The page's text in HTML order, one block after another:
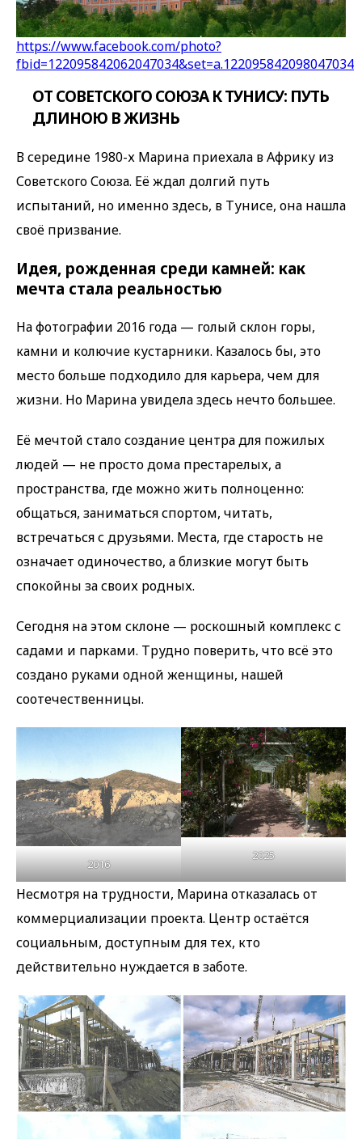
https://www.facebook.com/photo?
fbid=122095842062047034&set=a.122095842098047034
ОТ СОВЕТСКОГО СОЮЗА К ТУНИСУ: ПУТЬ
ДЛИНОЮ В ЖИЗНЬ
В середине 1980-х Марина приехала в Африку из
Советского Союза. Её ждал долгий путь
испытаний, но именно здесь, в Тунисе, она нашла
своё призвание.
Идея, рожденная среди камней: как
мечта стала реальностью
На фотографии 2016 года — голый склон горы,
камни и колючие кустарники. Казалось бы, это
место больше подходило для карьера, чем для
жизни. Но Марина увидела здесь нечто большее.
Её мечтой стало создание центра для пожилых
людей — не просто дома престарелых, а
пространства, где можно жить полноценно:
общаться, заниматься спортом, читать,
встречаться с друзьями. Места, где старость не
означает одиночество, а близкие могут быть
спокойны за своих родных.
Сегодня на этом склоне — роскошный комплекс с
садами и парками. Трудно поверить, что всё это
создано руками одной женщины, нашей
соотечественницы.
2016
2025
Несмотря на трудности, Марина отказалась от
коммерциализации проекта. Центр остаётся
социальным, доступным для тех, кто
действительно нуждается в заботе.